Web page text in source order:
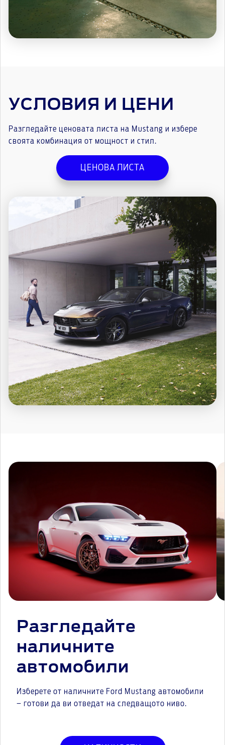
УСЛОВИЯ И ЦЕНИ
Разгледайте ценовата листа на Mustang и избере
своята комбинация от мощност и стил.
ЦЕНОВА ЛИСТА
Разгледайте
наличните
автомобили
Изберете от наличните Ford Mustang автомобили
– готови да ви отведат на следващото ниво.